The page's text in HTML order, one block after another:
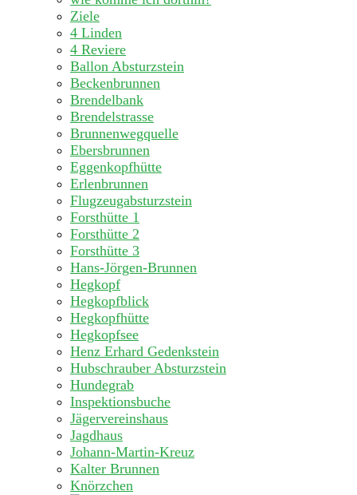
Ziele
4 Linden
4 Reviere
Ballon Absturzstein
Beckenbrunnen
Brendelbank
Brendelstrasse
Brunnenwegquelle
Ebersbrunnen
Eggenkopfhütte
Erlenbrunnen
Flugzeugabsturzstein
Forsthütte 1
Forsthütte 2
Forsthütte 3
Hans-Jörgen-Brunnen
Hegkopf
Hegkopfblick
Hegkopfhütte
Hegkopfsee
Henz Erhard Gedenkstein
Hubschrauber Absturzstein
Hundegrab
Inspektionsbuche
Jägervereinshaus
Jagdhaus
Johann-Martin-Kreuz
Kalter Brunnen
Knörzchen